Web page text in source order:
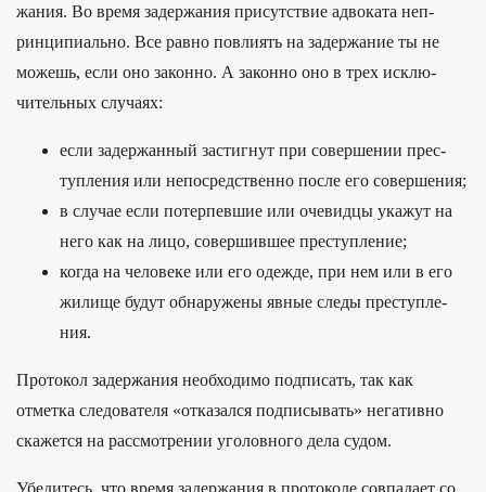
жания. Во вре­мя задер­жания при­сутс­твие адво­ката неп­
ринци­пиаль­но. Все рав­но пов­лиять на задер­жание ты не
можешь, если оно закон­но. А закон­но оно в трех исклю­
читель­ных слу­чаях:
если задер­жанный зас­тигнут при совер­шении прес­
тупле­ния или непос­редс­твен­но пос­ле его совер­шения;
в случае если потер­певшие или оче­вид­цы ука­жут на
него как на лицо, совер­шившее прес­тупле­ние;
ког­да на челове­ке или его одеж­де, при нем или в его
жилище будут обна­руже­ны явные сле­ды прес­тупле­
ния.
Протокол задержания необходимо подписать, так как
отметка следователя «отказался подписывать» негативно
скажется на рассмотрении уголовного дела судом.
Убедитесь, что время задержания в протоколе совпадает со